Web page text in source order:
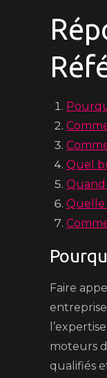
Quel
Quelle
Faire
moteurs
qualifiés